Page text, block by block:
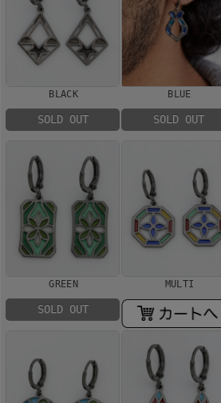
BLACK
SOLD OUT
BLUE
SOLD OUT
GREEN
SOLD OUT
MULTI